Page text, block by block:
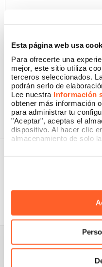
Esta página web usa
Para ofrecerte una
mejor, este sitio utiliza
terceros seleccionados.
podrán serlo de
Lee nuestra Información
obtener más información
para administrar tu
"Aceptar", aceptas el
dispositivo. Al hacer clic
almacenamiento de solo
CONFIRMAR
Nidoma es una marca
empresa